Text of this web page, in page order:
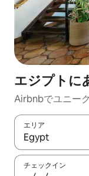
エジプトに
Airbnbでユニー
エリア
検索結果が表示
チェックイン